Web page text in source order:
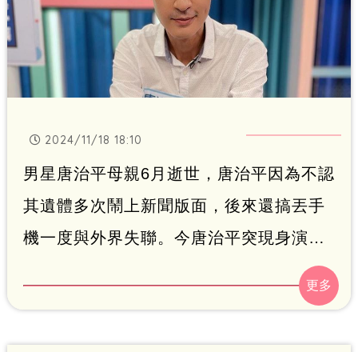
2024/11/18 18:10
男星唐治平母親6月逝世，唐治平因為不認
其遺體多次鬧上新聞版面，後來還搞丟手
機一度與外界失聯。今唐治平突現身演藝
工會辦公室，表示要加入工會，對此工會
理事長曹雨婷鬆口唐治平近況。鍾智凱報